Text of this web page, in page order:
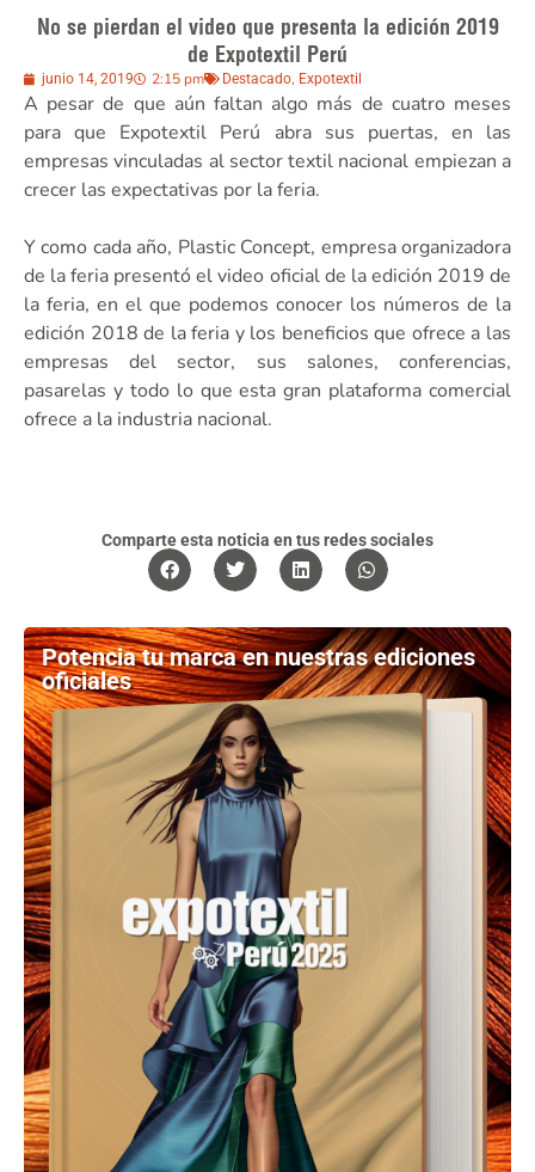
No se pierdan el video que presenta la edición 2019
de Expotextil Perú
junio 14, 2019 2:15 pm Destacado, Expotextil
A pesar de que aún faltan algo más de cuatro meses
para que Expotextil Perú abra sus puertas, en las
empresas vinculadas al sector textil nacional empiezan a
crecer las expectativas por la feria.
Y como cada año, Plastic Concept, empresa organizadora
de la feria presentó el video oficial de la edición 2019 de
la feria, en el que podemos conocer los números de la
edición 2018 de la feria y los beneficios que ofrece a las
empresas del sector, sus salones, conferencias,
pasarelas y todo lo que esta gran plataforma comercial
ofrece a la industria nacional.
Comparte esta noticia en tus redes sociales
Potencia tu marca en nuestras ediciones
oficiales